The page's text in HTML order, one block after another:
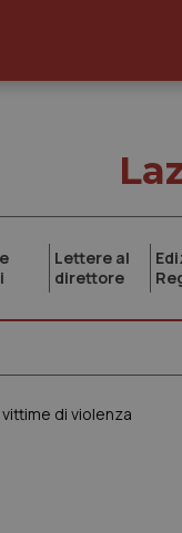
Lettere al
direttore
di violenza